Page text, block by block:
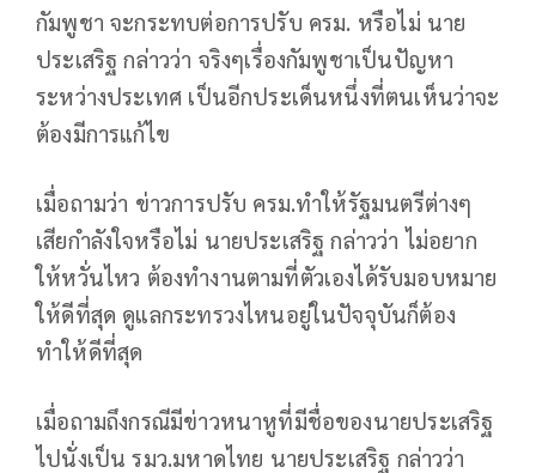
กัมพูชา จะกระทบต่อการปรับ ครม. หรือไม่ นาย
ประเสริฐ กล่าวว่า จริงๆเรื่องกัมพูชาเป็นปัญหา
ระหว่างประเทศ เป็นอีกประเด็นหนึ่งที่ตนเห็นว่าจะ
ต้องมีการแก้ไข
เมื่อถามว่า ข่าวการปรับ ครม.ทำให้รัฐมนตรีต่างๆ
เสียกำลังใจหรือไม่ นายประเสริฐ กล่าวว่า ไม่อยาก
ให้หวั่นไหว ต้องทำงานตามที่ตัวเองได้รับมอบหมาย
ให้ดีที่สุด ดูแลกระทรวงไหนอยู่ในปัจจุบันก็ต้อง
ทำให้ดีที่สุด
เมื่อถามถึงกรณีมีข่าวหนาหูที่มีชื่อของนายประเสริฐ
ไปนั่งเป็น รมว.มหาดไทย นายประเสริฐ กล่าวว่า